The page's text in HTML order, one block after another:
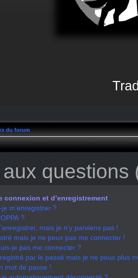
du forum
connexion et d’enregistrement
m’enregistrer ?
?
mais je n’y parviens pas !
mais je ne peux pas me connecter !
je pas me connecter ?
par le passé mais je ne peux plus
mot de passe !